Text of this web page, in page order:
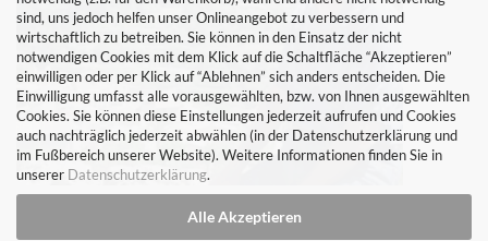
sind, uns jedoch helfen unser Onlineangebot zu verbessern und
wirtschaftlich zu betreiben. Sie können in den Einsatz der nicht
notwendigen Cookies mit dem Klick auf die Schaltfläche “Akzeptieren”
einwilligen oder per Klick auf “Ablehnen” sich anders entscheiden. Die
Einwilligung umfasst alle vorausgewählten, bzw. von Ihnen ausgewählten
Cookies. Sie können diese Einstellungen jederzeit aufrufen und Cookies
auch nachträglich jederzeit abwählen (in der Datenschutzerklärung und
im Fußbereich unserer Website). Weitere Informationen finden Sie in
unserer Datenschutzerklärung.
Alle Akzeptieren